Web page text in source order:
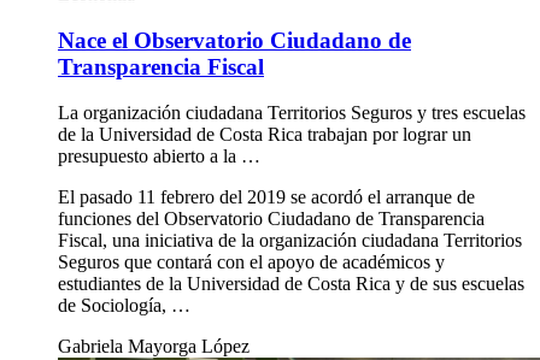
Nace el Observatorio Ciudadano de
Transparencia Fiscal
La organización ciudadana Territorios Seguros y tres escuelas
de la Universidad de Costa Rica trabajan por lograr un
presupuesto abierto a la …
El pasado 11 febrero del 2019 se acordó el arranque de
funciones del Observatorio Ciudadano de Transparencia
Fiscal, una iniciativa de la organización ciudadana Territorios
Seguros que contará con el apoyo de académicos y
estudiantes de la Universidad de Costa Rica y de sus escuelas
de Sociología, …
Gabriela Mayorga López